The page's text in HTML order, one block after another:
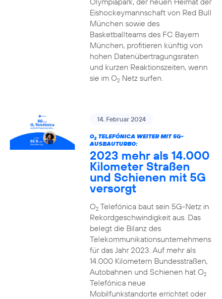
Eishockeymannschaft von Red Bull
München sowie des
Basketballteams des FC Bayern
München, profitieren künftig von
hohen Datenübertragungsraten
und kurzen Reaktionszeiten, wenn
sie im O2Netz surfen.
14. Februar 2024
O2TELEFÓNICA WEITER MIT 5G-
AUSBAUTURBO:
2023 mehr als 14.000
Kilometer Straßen
und Schienen mit 5G
versorgt
O2Telefónica baut sein 5G-Netz in
Rekordgeschwindigkeit aus. Das
belegt die Bilanz des
Telekommunikationsunternehmens
für das Jahr 2023. Auf mehr als
14.000 Kilometern Bundesstraßen,
Autobahnen und Schienen hat O2
Telefónica neue
Mobilfunkstandorte errichtet oder